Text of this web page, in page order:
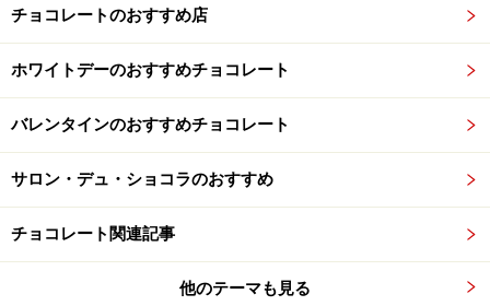
チョコレートのおすすめ店
ホワイトデーのおすすめチョコレート
バレンタインのおすすめチョコレート
サロン・デュ・ショコラのおすすめ
チョコレート関連記事
他のテーマも見る